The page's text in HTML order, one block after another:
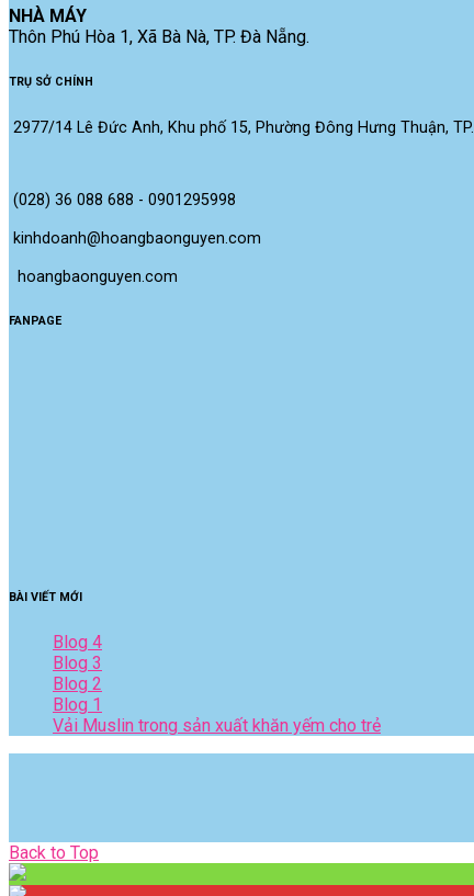
NHÀ MÁY
Thôn Phú Hòa 1, Xã Bà Nà, TP. Đà Nẵng.
TRỤ SỞ CHÍNH
2977/14 Lê Đức Anh, Khu phố 15, Phường Đông Hưng Thuận,
(028) 36 088 688 - 0901295998
kinhdoanh@hoangbaonguyen.com
hoangbaonguyen.com
FANPAGE
BÀI VIẾT MỚI
Blog 4
Blog 3
Blog 2
Blog 1
Vải Muslin trong sản xuất khăn yếm cho trẻ
Back to Top